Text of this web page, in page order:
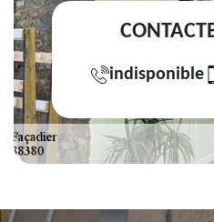
indisponible